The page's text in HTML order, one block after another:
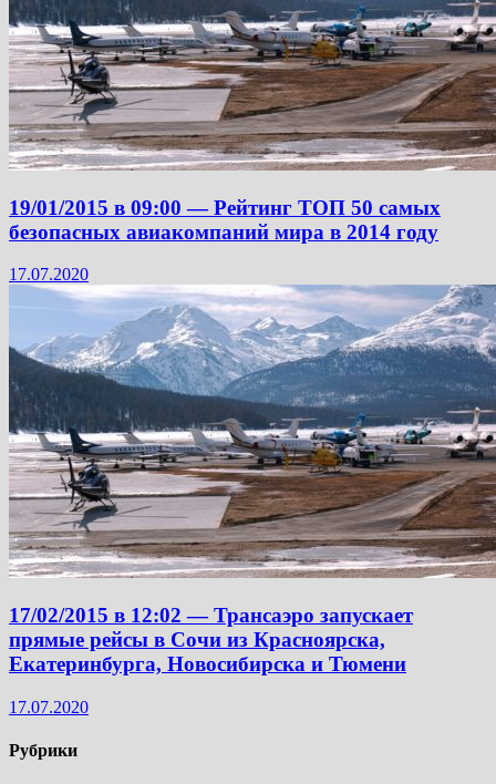
19/01/2015 в 09:00 — Рейтинг ТОП 50 самых
безопасных авиакомпаний мира в 2014 году
17.07.2020
17/02/2015 в 12:02 — Трансаэро запускает
прямые рейсы в Сочи из Красноярска,
Екатеринбурга, Новосибирска и Тюмени
17.07.2020
Рубрики